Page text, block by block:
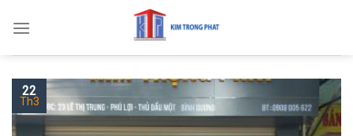
22
Th3